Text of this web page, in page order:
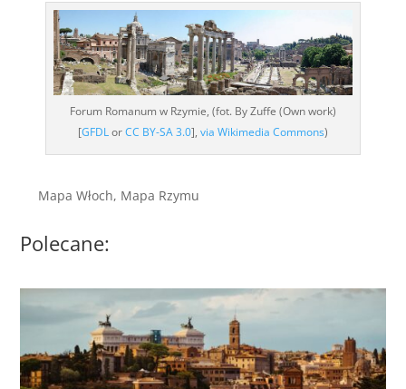
Forum Romanum w Rzymie, (fot. By Zuffe (Own work)
[GFDLorCC BY-SA 3.0], via Wikimedia Commons)
Mapa Włoch, Mapa Rzymu
Polecane: